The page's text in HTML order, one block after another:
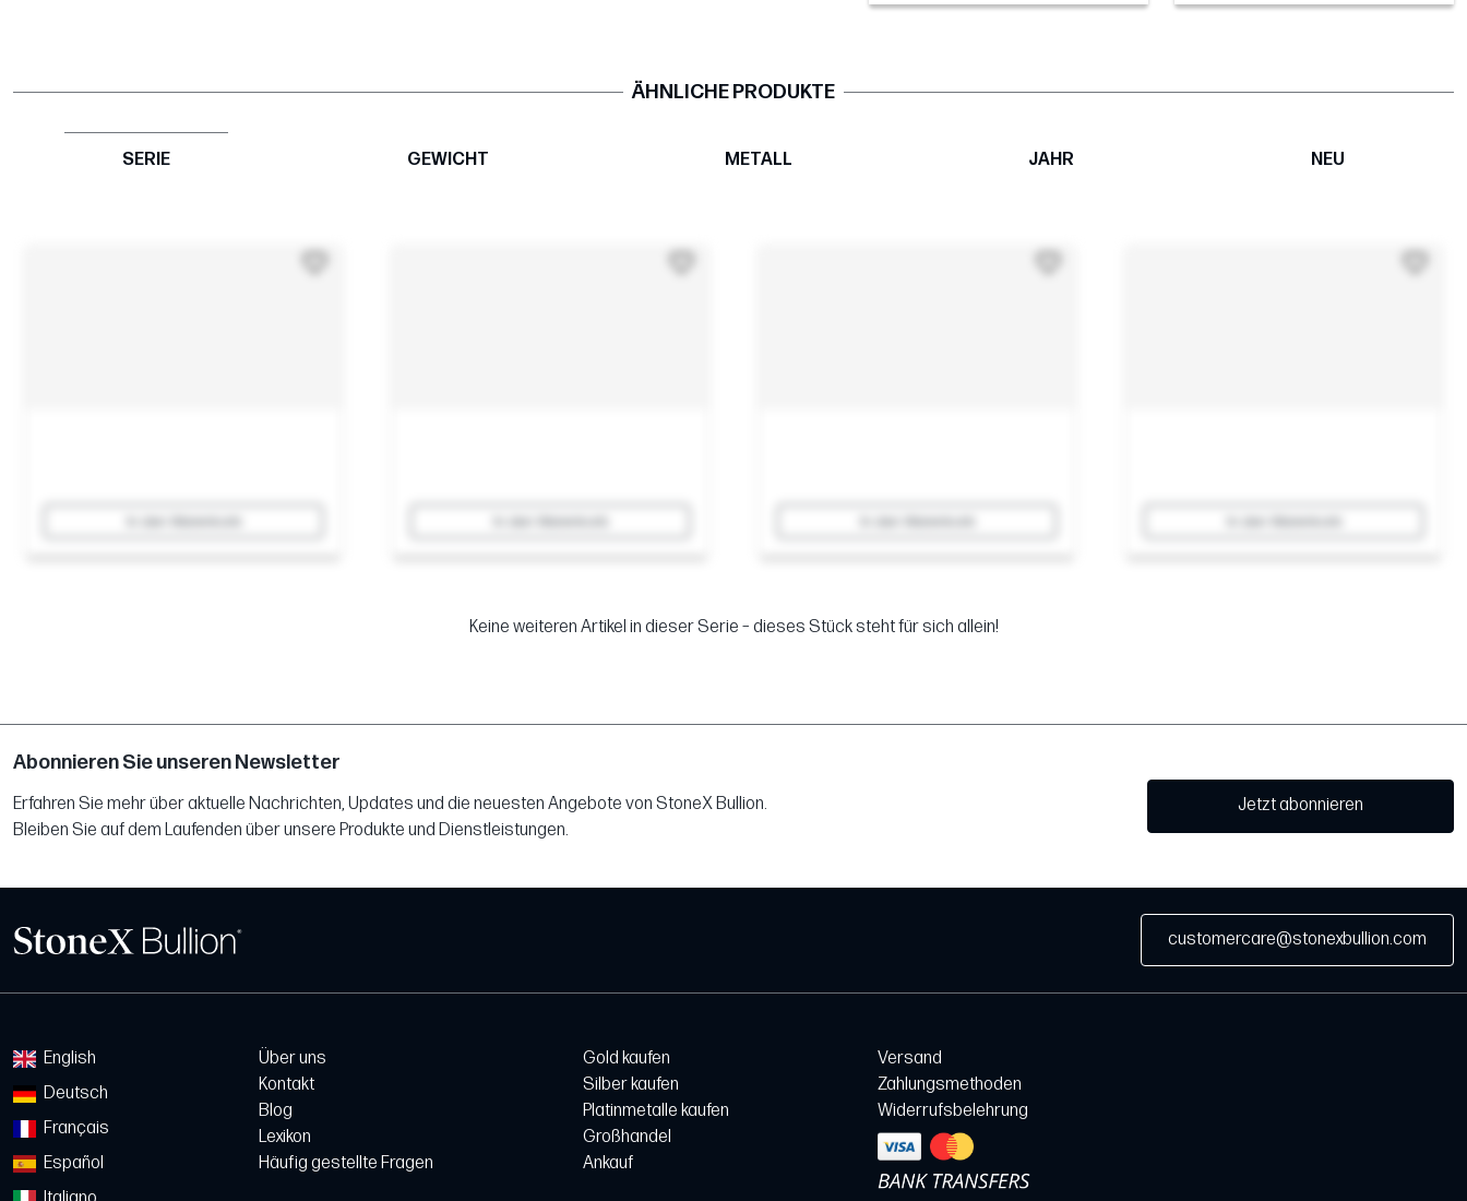
ÄHNLICHE PRODUKTE
SERIE GEWICHT METALL JAHR NEU
Keine weiteren Artikel in dieser Serie – dieses Stück steht für sich allein!
Abonnieren Sie unseren Newsletter
Erfahren Sie mehr über aktuelle Nachrichten, Updates und die neuesten Angebote von StoneX Bullion.
Bleiben Sie auf dem Laufenden über unsere Produkte und Dienstleistungen.
Jetzt abonnieren
customercare@stonexbullion.com
English
Deutsch
Français
Español
Über uns
Kontakt
Blog
Lexikon
Häufig gestellte Fragen
Gold kaufen
Silber kaufen
Platinmetalle kaufen
Großhandel
Ankauf
Versand
Zahlungsmethoden
Widerrufsbelehrung